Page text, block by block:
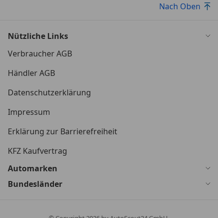
Nach Oben
Nützliche Links
Verbraucher AGB
Händler AGB
Datenschutzerklärung
Impressum
Erklärung zur Barrierefreiheit
KFZ Kaufvertrag
Automarken
Bundesländer